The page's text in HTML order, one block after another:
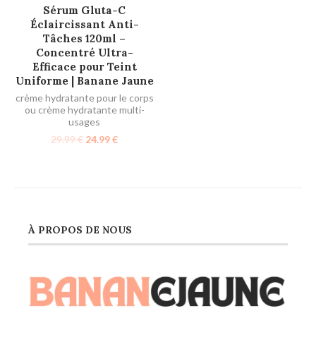
AJOUTER AU PANIER
Sérum Gluta-C
Éclaircissant Anti-
Tâches 120ml –
Concentré Ultra-
Efficace pour Teint
Uniforme | Banane Jaune
crème hydratante pour le corps
ou crème hydratante multi-
usages
29.99€ 24.99€
À PROPOS DE NOUS